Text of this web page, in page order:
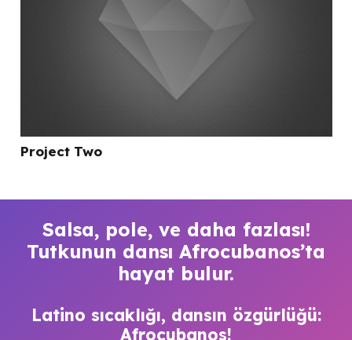
Project Two
Salsa, pole, ve daha fazlası!
Tutkunun dansı Afrocubanos’ta
hayat bulur.
Latino sıcaklığı, dansın özgürlüğü:
Afrocubanos!